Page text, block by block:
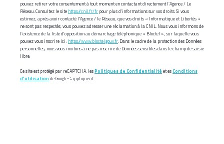
pouvez retirer votre consentement à tout moment en contactant directement l’Agence / Le
Réseau. Consultez le site https://cnil.fr/fr pour plus d’informations sur vos droits. Si vous
estimez, après avoir contacté l'Agence / le Réseau, que vos droits « Informatique et Libertés »
ne sont pas respectés, vous pouvez adresser une réclamation à la CNIL. Nous vous informons de
l’existence de la liste d'opposition au démarchage téléphonique « Bloctel », sur laquelle vous
pouvez vous inscrire ici : https://www.bloctel.gouv.fr. Dans le cadre de la protection des Données
personnelles, nous vous invitons à ne pas inscrire de Données sensibles dans le champ de saisie
libre.
Ce site est protégé par reCAPTCHA, les Politiques de Confidentialité et es Conditions
d'utilisation de Google s'appliquent.